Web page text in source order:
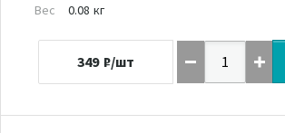
Вес
0.08 кг
349 ₽/шт